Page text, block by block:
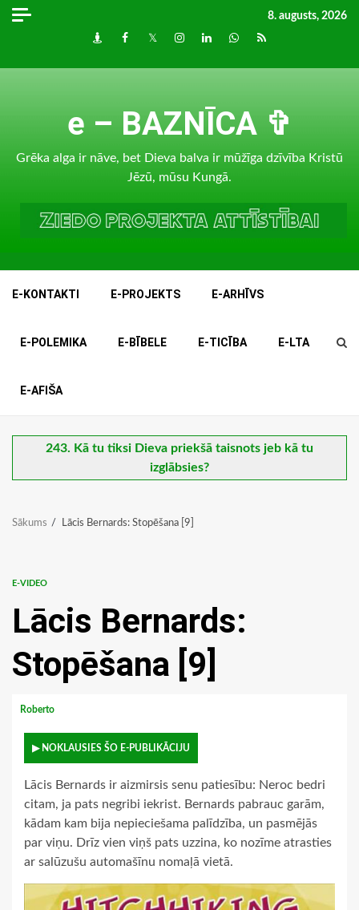
Skip
8. augusts, 2026
DraugiemFacebook
TwitterInstagram
LinkedInwhatsapp
RSS
e – BAZNĪCA ✞
Grēka alga ir nāve, bet Dieva balva ir mūžīga dzīvība Kristū
Jēzū, mūsu Kungā.
E-KONTAKTI E-PROJEKTS E-ARHĪVS
E-POLEMIKA E-BĪBELE E-TICĪBA E-LTA
E-AFIŠA
243. Kā tu tiksi Dieva priekšā taisnots jeb kā tu
izglābsies?
Sākums Lācis Bernards: Stopēšana [9]
E-VIDEO
Lācis Bernards:
Stopēšana [9]
Roberto
▶ NOKLAUSIES ŠO E-PUBLIKĀCIJU
Lācis Bernards ir aizmirsis senu patiesību: Neroc bedri
citam, ja pats negribi iekrist. Bernards pabrauc garām,
kādam kam bija nepieciešama palīdzība, un pasmējās
par viņu. Drīz vien viņš pats uzzina, ko nozīme atrasties
ar salūzušu automašīnu nomaļā vietā.